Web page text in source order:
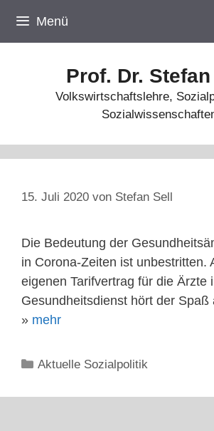
Inhalt
springen
Menü
Prof. Dr.
Volkswirtschaftslehre,
15. Juli 2020 von Stefan Sell
Die Bedeutung der
in Corona-Zeiten ist unbestritten.
eigenen Tarifvertrag für die Ärzte
Gesundheitsdienst hört der Spaß
» mehr
Kategorien
Aktuelle Sozialpolitik